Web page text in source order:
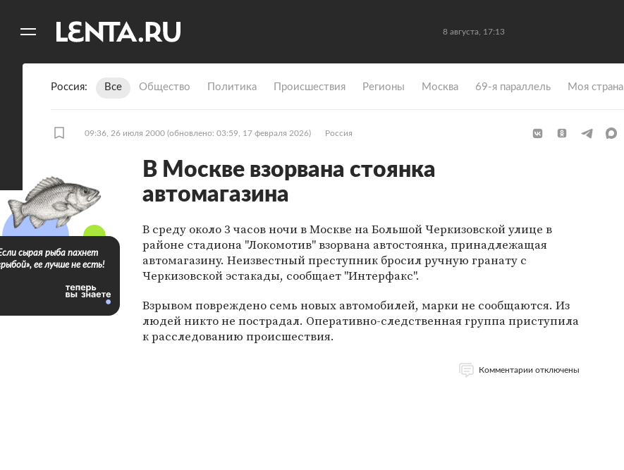
8 августа, 17:13
Россия Все Общество Политика Происшествия Регионы Москва 69-я параллель Моя страна
09:36, 26 июля 2000 (обновлено: 03:59, 17 февраля 2026) Россия
В Москве взорвана стоянка
автомагазина
В среду около 3 часов ночи в Москве на Большой Черкизовской улице в
районе стадиона "Локомотив" взорвана автостоянка, принадлежащая
автомагазину. Неизвестный преступник бросил ручную гранату с
Черкизовской эстакады, сообщает "Интерфакс".
Взрывом повреждено семь новых автомобилей, марки не сообщаются. Из
людей никто не пострадал. Оперативно-следственная группа приступила
к расследованию происшествия.
Комментарии отключены
сырая рыба пахнет
ее лучше не есть!